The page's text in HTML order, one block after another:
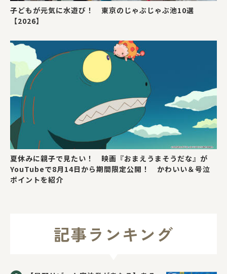
子どもが元気に水遊び！ 東京のじゃぶじゃぶ池10選
【2026】
夏休みに親子で見たい！ 映画『おまえうまそうだな』が
YouTubeで8月14日から期間限定公開！ かわいい＆号泣
ポイントを紹介
記事ランキング